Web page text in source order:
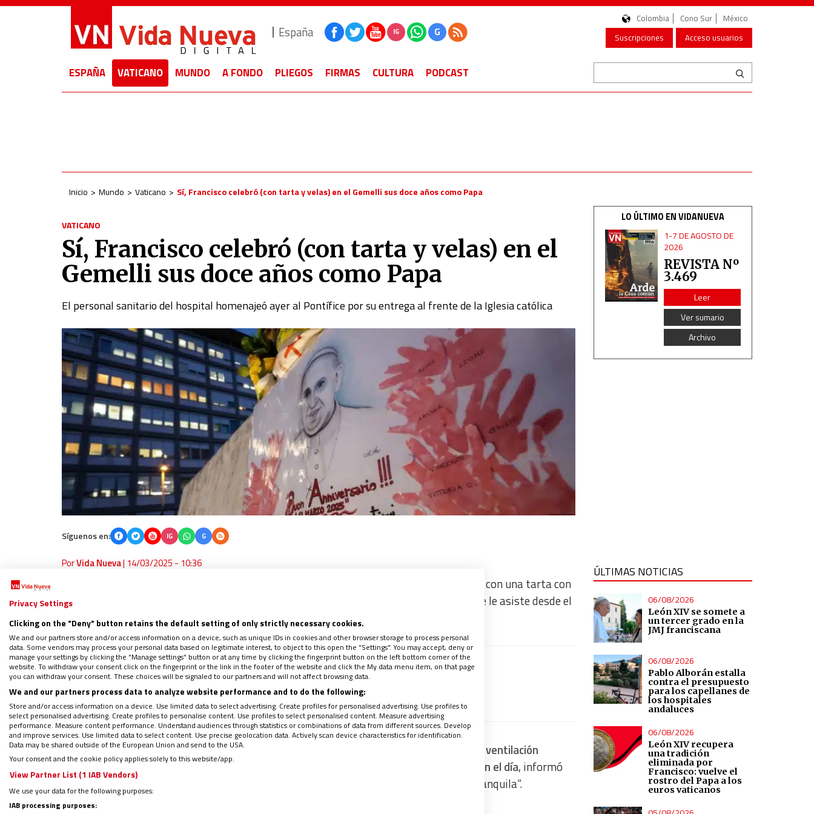
España IG G
Colombia Cono Sur
México
Suscripciones
Acceso usuarios
ESPAÑA VATICANO MUNDO A FONDO PLIEGOS FIRMAS CULTURA PODCAST
Inicio Mundo Vaticano Sí, Francisco celebró (con tarta y velas) en el Gemelli sus doce años como Papa
VATICANO
Sí, Francisco celebró (con tarta y velas) en el
Gemelli sus doce años como Papa
El personal sanitario del hospital homenajeó ayer al Pontífice por su entrega al frente de la Iglesia católica
Síguenos en: IG G
PorVida Nueva| 14/03/2025 - 10:36
ha celebrado brevemente este jueves los doce años de su Pontificado con una tarta con
velas que le ha sido entregada por el personal médico del Hospital Gemelli de Roma que le asiste desde el
pasado 14 de febrero, según ha informado la Oficina de Prensa de la Santa Sede.
WHATSAPP: Sigue nuestro canal para recibir gratis la mejor información
Regístrate en el boletín gratuito y recibe un avance de los contenidos
Asimismo, la salud del Pontífice sigue estable, si bien
continúa con la alternancia entre ventilación
mecánica no invasiva durante la noche y oxigenación de alto flujo con cánulas nasales en el día, informó
Europa Press. En estas circunstancias, según el parte médico, ha pasado una noche “tranquila”.
LO ÚLTIMO EN VIDANUEVA
1-7 DE AGOSTO DE
2026
REVISTA Nº
3.469
Leer
Ver sumario
Archivo
ÚLTIMAS NOTICIAS
06/08/2026
León XIV se somete a
un tercer grado en la
JMJ franciscana
06/08/2026
Pablo Alborán estalla
contra el presupuesto
para los capellanes de
los hospitales
andaluces
06/08/2026
León XIV recupera
una tradición
eliminada por
Francisco: vuelve el
rostro del Papa a los
euros vaticanos
Privacy Settings
Clicking on the "Deny" button retains the default setting of only strictly necessary cookies.
We and our partners store and/or access information on a device, such as unique IDs in cookies and other browser storage to process personal
data. Some vendors may process your personal data based on legitimate interest, to object to this open the "Settings". You may accept, deny or
manage your settings by clicking the "Manage settings" button or at any time by clicking the fingerprint button on the left bottom corner of the
website. To withdraw your consent click on the fingerprint or the link in the footer of the website and click the My data menu item, on that page
you can withdraw your consent. These choices will be signaled to our partners and will not affect browsing data.
We and our partners process data to analyze website performance and to do the following:
Store and/or access information on a device. Use limited data to select advertising. Create profiles for personalised advertising. Use profiles to
select personalised advertising. Create profiles to personalise content. Use profiles to select personalised content. Measure advertising
performance. Measure content performance. Understand audiences through statistics or combinations of data from different sources. Develop
and improve services. Use limited data to select content. Use precise geolocation data. Actively scan device characteristics for identification.
Data may be shared outside of the European Union and send to the USA.
Your consent and the cookie policy applies solely to this website/app.
View Partner List (1 IAB Vendors)
We use your data for the following purposes:
IAB processing purposes: